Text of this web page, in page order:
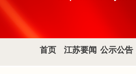
首页 江苏要闻 公示公告